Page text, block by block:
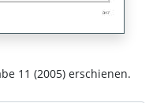
11 (2005) erschienen.